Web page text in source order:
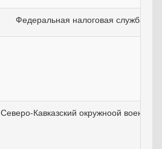
Федеральная налоговая служба РФ
Северо-Кавказский окружноой военный